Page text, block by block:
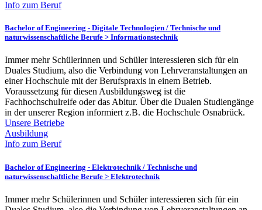
Info zum Beruf
Bachelor of Engineering - Digitale Technologien / Technische und
naturwissenschaftliche Berufe > Informationstechnik
Immer mehr Schülerinnen und Schüler interessieren sich für ein
Duales Studium, also die Verbindung von Lehrveranstaltungen an
einer Hochschule mit der Berufspraxis in einem Betrieb.
Voraussetzung für diesen Ausbildungsweg ist die
Fachhochschulreife oder das Abitur. Über die Dualen Studiengänge
in der unserer Region informiert z.B. die Hochschule Osnabrück.
Unsere Betriebe
Ausbildung
Info zum Beruf
Bachelor of Engineering - Elektrotechnik / Technische und
naturwissenschaftliche Berufe > Elektrotechnik
Immer mehr Schülerinnen und Schüler interessieren sich für ein